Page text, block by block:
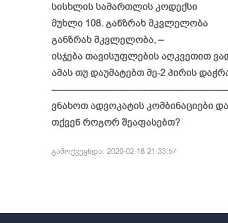
სისხლის სამართლის კოდექსი
მუხლი 108. განზრახ მკვლელობა
განზრახ მკვლელობა, –
ისჯება თავისუფლების აღკვეთით
ამას თუ დაუმატებთ მე-2 პირის
ვნახოთ ადვოკატის კომბინაციები
თქვენ როგორ შეაფასებთ?
გამოქვეყნდა: 2020-02-18 21:33:57